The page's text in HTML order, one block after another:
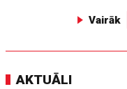
Vairāk
AKTUĀLI